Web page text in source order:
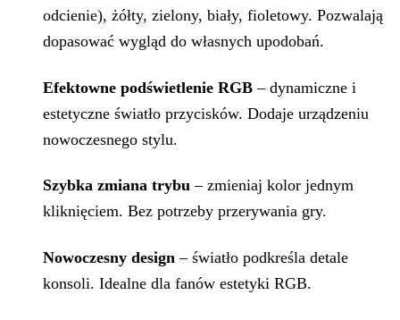
odcienie), żółty, zielony, biały, fioletowy. Pozwalają
dopasować wygląd do własnych upodobań.
Efektowne podświetlenie RGB – dynamiczne i
estetyczne światło przycisków. Dodaje urządzeniu
nowoczesnego stylu.
Szybka zmiana trybu – zmieniaj kolor jednym
kliknięciem. Bez potrzeby przerywania gry.
Nowoczesny design – światło podkreśla detale
konsoli. Idealne dla fanów estetyki RGB.